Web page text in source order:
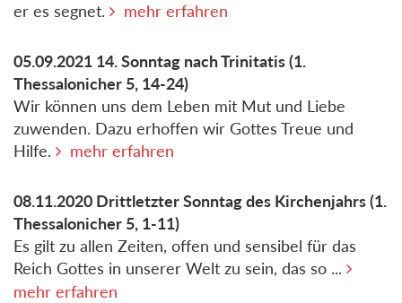
er es segnet.
mehr erfahren
05.09.2021 14. Sonntag nach Trinitatis(1.
Thessalonicher 5, 14-24)
Wir können uns dem Leben mit Mut und Liebe
zuwenden. Dazu erhoffen wir Gottes Treue und
Hilfe.
mehr erfahren
08.11.2020 Drittletzter Sonntag des Kirchenjahrs(1.
Thessalonicher 5, 1-11)
Es gilt zu allen Zeiten, offen und sensibel für das
Reich Gottes in unserer Welt zu sein, das so ...
mehr erfahren